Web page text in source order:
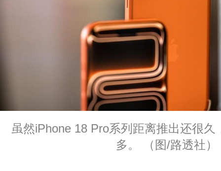
虽然iPhone 18 Pro系列距离推出还很久
多。 （图/路透社）